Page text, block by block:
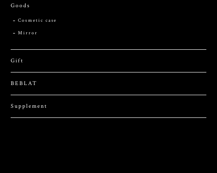
Goods
Cosmetic case
Mirror
Gift
BEBLAT
Supplement